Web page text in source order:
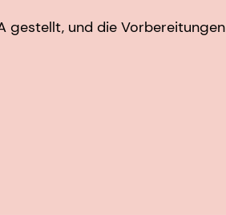
gestellt, und die Vorbereitungen